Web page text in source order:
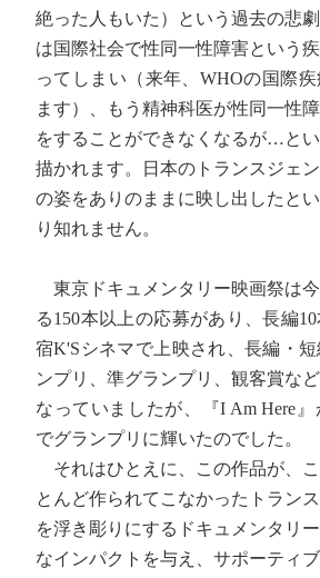
絶った人もいた）という過去の悲
は国際社会で性同一性障害という
ってしまい（来年、WHOの国際
ます）、もう精神科医が性同一性
をすることができなくなるが…と
描かれます。日本のトランスジェ
の姿をありのままに映し出したと
り知れません。
東京ドキュメンタリー映画祭は
る150本以上の応募があり、長編
宿K'Sシネマで上映され、長編・
ンプリ、準グランプリ、観客賞な
なっていましたが、『I Am Here
でグランプリに輝いたのでした。
それはひとえに、この作品が、
とんど作られてこなかったトラン
を浮き彫りにするドキュメンタリ
なインパクトを与え、サポーティ